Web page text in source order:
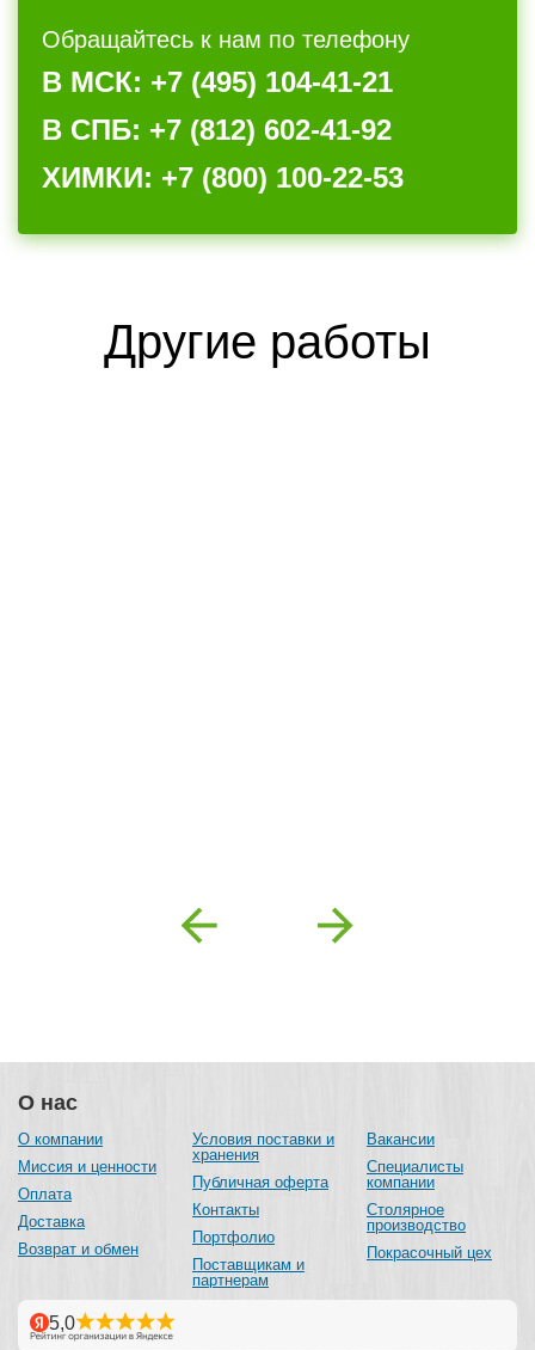
Обращайтесь к нам по телефону
В МСК: +7 (495) 104-41-21
В СПБ: +7 (812) 602-41-92
ХИМКИ: +7 (800) 100-22-53
Другие работы
Previous Next
О нас
О компании
Миссия и ценности
Оплата
Доставка
Возврат и обмен
Условия поставки и
хранения
Публичная оферта
Контакты
Портфолио
Поставщикам и
партнерам
Вакансии
Специалисты
компании
Столярное
производство
Покрасочный цех